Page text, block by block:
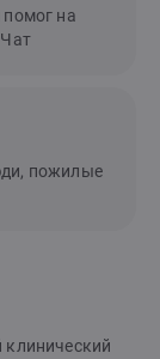
на
пожилые